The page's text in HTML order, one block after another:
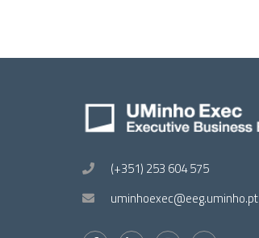
(+351) 253 604 575
uminhoexec@eeg.uminho.pt